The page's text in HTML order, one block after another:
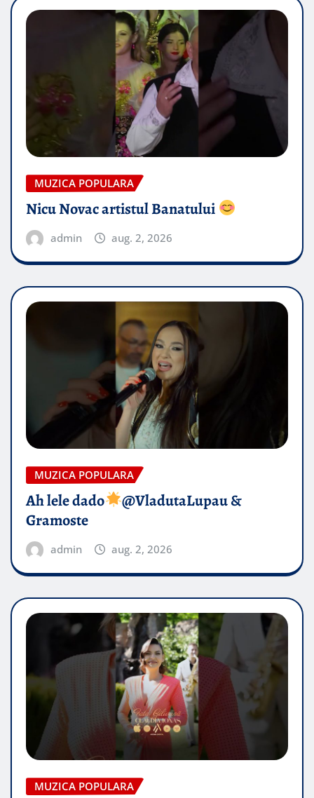
MUZICA POPULARA
Nicu Novac artistul Banatului
admin aug. 2, 2026
MUZICA POPULARA
Ah lele dado​
@VladutaLupau &
Gramoste
admin aug. 2, 2026
MUZICA POPULARA